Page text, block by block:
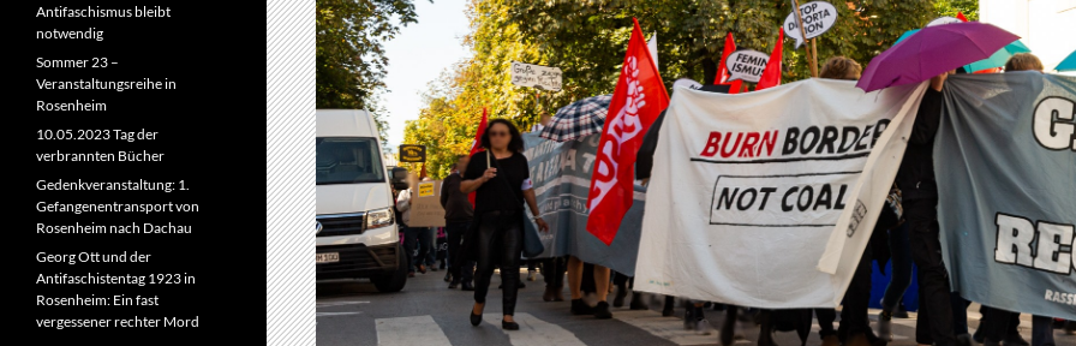
Antifaschismus bleibt
notwendig
Sommer 23 –
Veranstaltungsreihe in
Rosenheim
10.05.2023 Tag der
verbrannten Bücher
Gedenkveranstaltung: 1.
Gefangenentransport von
Rosenheim nach Dachau
Georg Ott und der
Antifaschistentag 1923 in
Rosenheim: Ein fast
vergessener rechter Mord